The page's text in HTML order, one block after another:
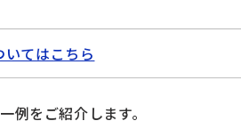
てはこちら
例をご紹介します。